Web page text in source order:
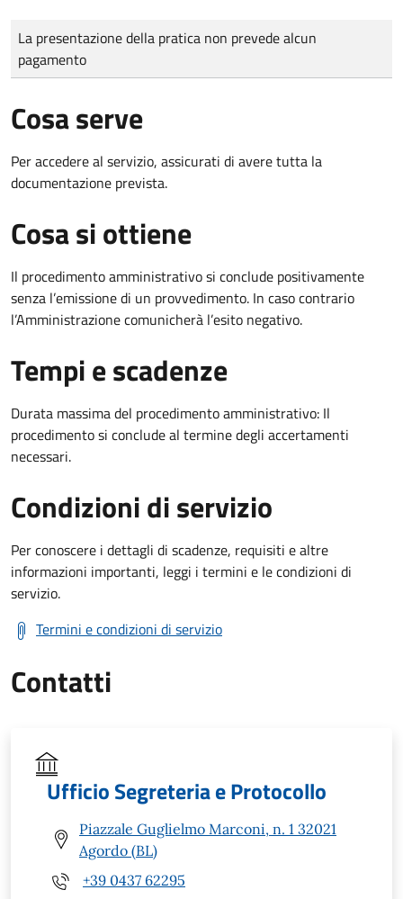
Tipo di pagamento
Importo
La presentazione della pratica non prevede alcun
pagamento
Cosa serve
Per accedere al servizio, assicurati di avere tutta la
documentazione prevista.
Cosa si ottiene
Il procedimento amministrativo si conclude positivamente
senza l’emissione di un provvedimento. In caso contrario
l’Amministrazione comunicherà l’esito negativo.
Tempi e scadenze
Durata massima del procedimento amministrativo: Il
procedimento si conclude al termine degli accertamenti
necessari.
Condizioni di servizio
Per conoscere i dettagli di scadenze, requisiti e altre
informazioni importanti, leggi i termini e le condizioni di
servizio.
Termini e condizioni di servizio
Contatti
Ufficio Segreteria e Protocollo
Piazzale Guglielmo Marconi, n. 1 32021
Agordo (BL)
+39 0437 62295